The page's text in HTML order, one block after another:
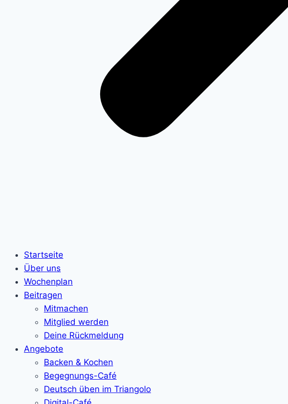
Startseite
Über uns
Wochenplan
Beitragen
Mitmachen
Mitglied werden
Deine Rückmeldung
Angebote
Backen & Kochen
Begegnungs-Café
Deutsch üben im Triangolo